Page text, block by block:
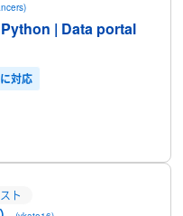
| Data portal
対応
ト